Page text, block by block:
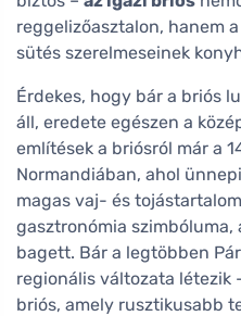
reggelizőasztalon, hanem
sütés szerelmeseinek
Érdekes, hogy bár a briós
áll, eredete egészen a
említések a briósról már a
Normandiában, ahol
magas vaj- és
gasztronómia szimbóluma,
bagett. Bár a legtöbben
regionális változata létezik
briós, amely rusztikusabb